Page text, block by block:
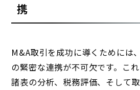
携
M&A取引を成功に導くためには
の緊密な連携が不可欠です。こ
諸表の分析、税務評価、そして